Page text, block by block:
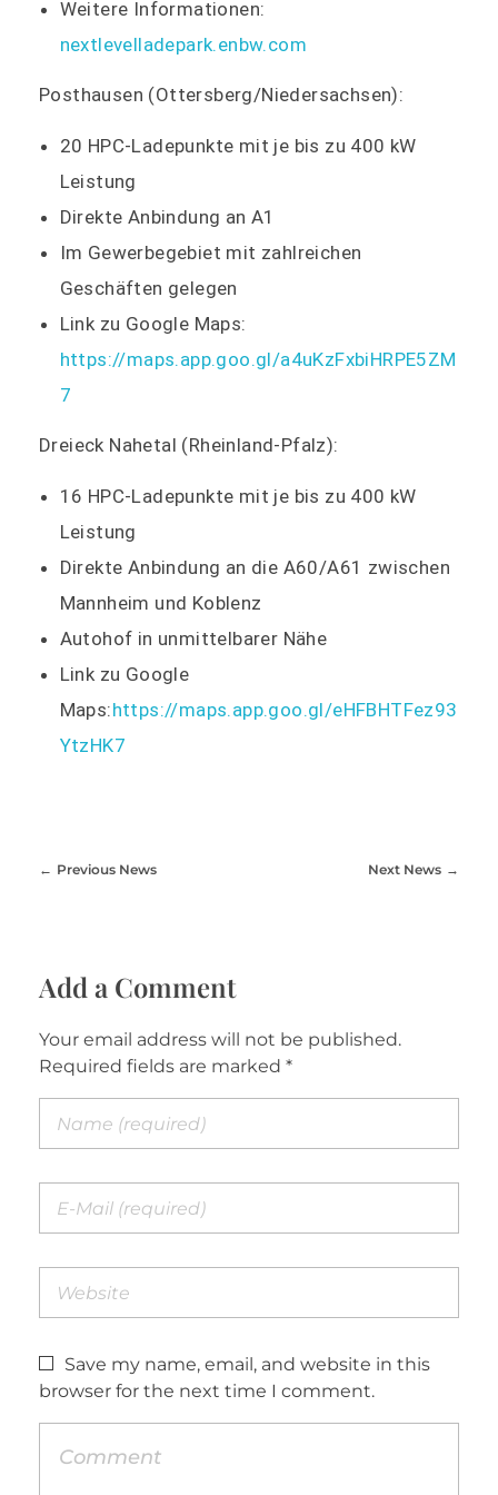
Weitere Informationen:
nextlevelladepark.enbw.com
Posthausen (Ottersberg/Niedersachsen):
20 HPC-Ladepunkte mit je bis zu 400 kW
Leistung
Direkte Anbindung an A1
Im Gewerbegebiet mit zahlreichen
Geschäften gelegen
Link zu Google Maps:
https://maps.app.goo.gl/a4uKzFxbiHRPE5ZM
7
Dreieck Nahetal (Rheinland-Pfalz):
16 HPC-Ladepunkte mit je bis zu 400 kW
Leistung
Direkte Anbindung an die A60/A61 zwischen
Mannheim und Koblenz
Autohof in unmittelbarer Nähe
Link zu Google
Maps:https://maps.app.goo.gl/eHFBHTFez93
YtzHK7
Previous News Next News
Add a Comment
Your email address will not be published.
Required fields are marked *
Save my name, email, and website in this
browser for the next time I comment.